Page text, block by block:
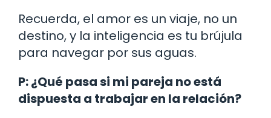
Recuerda, el amor es un viaje, no un
destino, y la inteligencia es tu brújula
para navegar por sus aguas.
P: ¿Qué pasa si mi pareja no está
dispuesta a trabajar en la relación?